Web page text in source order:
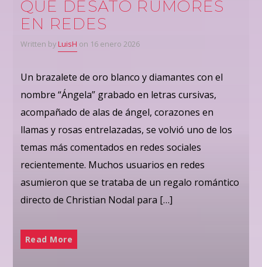
QUE DESATÓ RUMORES
EN REDES
Written by LuisH on 16 enero 2026
Un brazalete de oro blanco y diamantes con el
nombre “Ángela” grabado en letras cursivas,
acompañado de alas de ángel, corazones en
llamas y rosas entrelazadas, se volvió uno de los
temas más comentados en redes sociales
recientemente. Muchos usuarios en redes
asumieron que se trataba de un regalo romántico
directo de Christian Nodal para […]
Read More